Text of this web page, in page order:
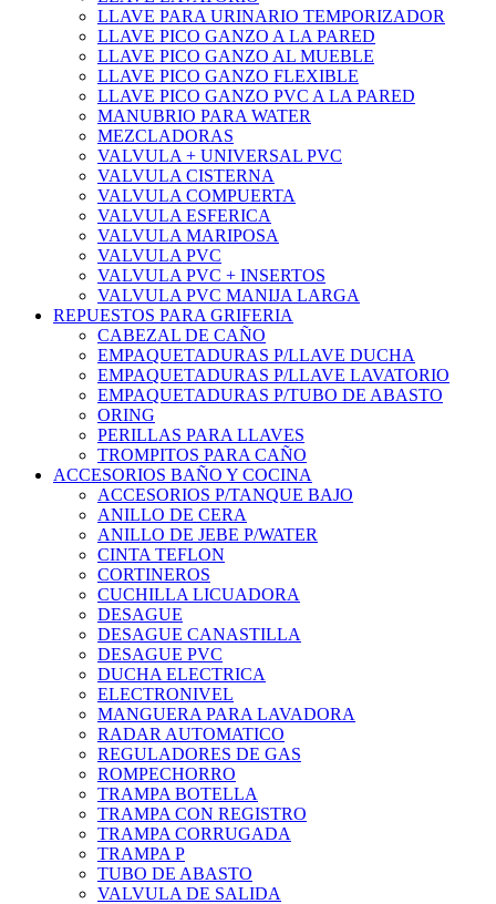
LLAVE PARA URINARIO TEMPORIZADOR
LLAVE PICO GANZO A LA PARED
LLAVE PICO GANZO AL MUEBLE
LLAVE PICO GANZO FLEXIBLE
LLAVE PICO GANZO PVC A LA PARED
MANUBRIO PARA WATER
MEZCLADORAS
VALVULA + UNIVERSAL PVC
VALVULA CISTERNA
VALVULA COMPUERTA
VALVULA ESFERICA
VALVULA MARIPOSA
VALVULA PVC
VALVULA PVC + INSERTOS
VALVULA PVC MANIJA LARGA
REPUESTOS PARA GRIFERIA
CABEZAL DE CAÑO
EMPAQUETADURAS P/LLAVE DUCHA
EMPAQUETADURAS P/LLAVE LAVATORIO
EMPAQUETADURAS P/TUBO DE ABASTO
ORING
PERILLAS PARA LLAVES
TROMPITOS PARA CAÑO
ACCESORIOS BAÑO Y COCINA
ACCESORIOS P/TANQUE BAJO
ANILLO DE CERA
ANILLO DE JEBE P/WATER
CINTA TEFLON
CORTINEROS
CUCHILLA LICUADORA
DESAGUE
DESAGUE CANASTILLA
DESAGUE PVC
DUCHA ELECTRICA
ELECTRONIVEL
MANGUERA PARA LAVADORA
RADAR AUTOMATICO
REGULADORES DE GAS
ROMPECHORRO
TRAMPA BOTELLA
TRAMPA CON REGISTRO
TRAMPA CORRUGADA
TRAMPA P
TUBO DE ABASTO
VALVULA DE SALIDA